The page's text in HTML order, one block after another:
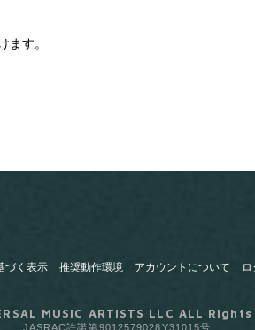
ます。
づく表示 推奨動作環境 アカウントについて
MUSIC ARTISTS LLC ALL
JASRAC許諾第9012579028Y31015号